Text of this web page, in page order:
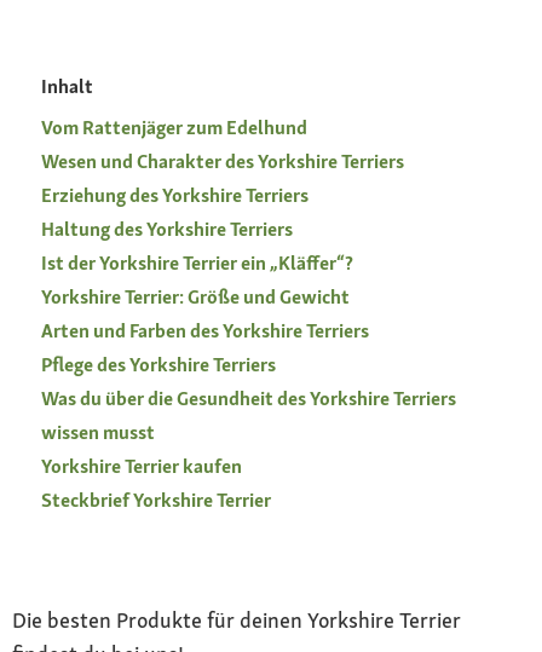
Inhalt
Vom Rattenjäger zum Edelhund
Wesen und Charakter des Yorkshire Terriers
Erziehung des Yorkshire Terriers
Haltung des Yorkshire Terriers
Ist der Yorkshire Terrier ein „Kläffer“?
Yorkshire Terrier: Größe und Gewicht
Arten und Farben des Yorkshire Terriers
Pflege des Yorkshire Terriers
Was du über die Gesundheit des Yorkshire Terriers
wissen musst
Yorkshire Terrier kaufen
Steckbrief Yorkshire Terrier
Die besten Produkte für deinen Yorkshire Terrier